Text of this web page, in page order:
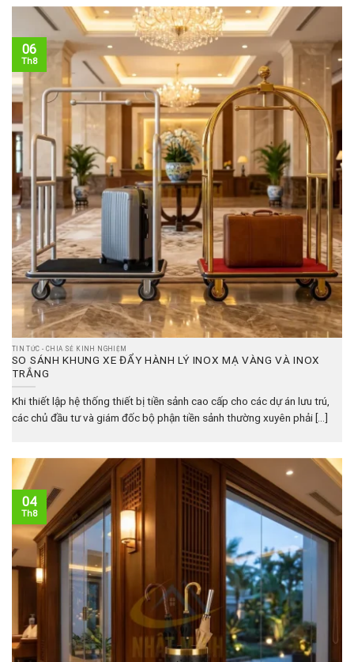
TIN TỨC - CHIA SẺ KINH NGHIỆM
SO SÁNH KHUNG XE ĐẨY HÀNH LÝ INOX MẠ VÀNG VÀ INOX
TRẮNG
Khi thiết lập hệ thống thiết bị tiền sảnh cao cấp cho các dự án lưu trú,
các chủ đầu tư và giám đốc bộ phận tiền sảnh thường xuyên phải [...]
06
Th8
04
Th8